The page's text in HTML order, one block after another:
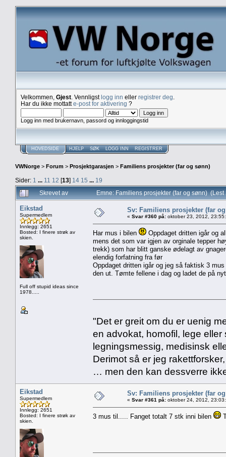
Velkommen, Gjest . Vennligstlogg inn eller registrer deg
Har du ikke mottatte-post for aktivering ?
Logg inn med brukernavn, passord og innloggingstid
HOVEDSIDE HJELP SØK LOGG INN REGISTRER
VWNorge > Forum > Prosjektgarasjen > Familiens prosjekter (far og sønn)
Sider: 1 ... 11 12 [13] 14 15 ... 19
Skrevet av
Emne: Familiens prosjekter (far og sønn)
Eikstad
Supermedlem
Innlegg: 2651
Bosted: I finere strøk av
skien.
Full off stupid ideas since
1978.....
Sv: Familiens prosjekter (far
« Svar #360 på: oktober 23, 2012,
Har mus i bilen
Oppdaget dritten igår og
mens det som var igjen av orginale tepper
trekk) som har blitt ganske ødelagt av
elendig forfatning fra før
Oppdaget dritten igår og jeg så faktisk 3
den ut. Tømte fellene i dag og ladet de på
"Det er greit om du er uenig
en advokat, homofil, lege
legningsmessig, medisinsk
Derimot så er jeg
… men den kan dessverre
Eikstad
Supermedlem
Innlegg: 2651
Bosted: I finere strøk av
skien.
Sv: Familiens prosjekter (far
« Svar #361 på: oktober 24, 2012,
3 mus til..... Fanget totalt 7 stk inni bilen